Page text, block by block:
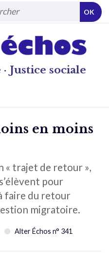
Justice sociale
OK
en moins
« trajet de retour »,
pour
faire du retour
migratoire.
Alter Échos n° 341